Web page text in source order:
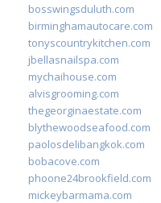
bosswingsduluth.com
birminghamautocare.com
tonyscountrykitchen.com
jbellasnailspa.com
mychaihouse.com
alvisgrooming.com
thegeorginaestate.com
blythewoodseafood.com
paolosdelibangkok.com
bobacove.com
phoone24brookfield.com
mickeybarmama.com